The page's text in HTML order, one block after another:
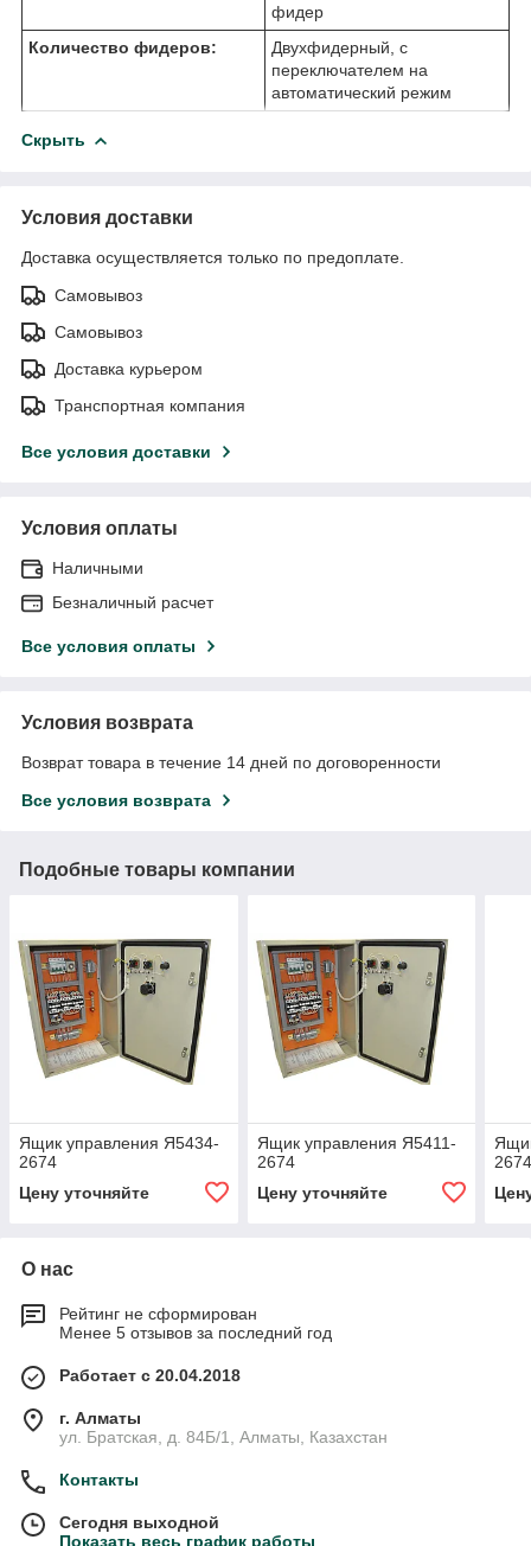
фидер
Количество фидеров:
Двухфидерный, с
переключателем на
автоматический режим
Скрыть
Условия доставки
Доставка осуществляется только по предоплате.
Самовывоз
Самовывоз
Доставка курьером
Транспортная компания
Все условия доставки
Условия оплаты
Наличными
Безналичный расчет
Все условия оплаты
Условия возврата
Возврат товара в течение 14 дней по договоренности
Все условия возврата
Подобные товары компании
Ящик управления Я5434-
2674
Цену уточняйте
Ящик управления Я5411-
2674
Цену уточняйте
О нас
Рейтинг не сформирован
Менее 5 отзывов за последний год
Работает с 20.04.2018
г. Алматы
ул. Братская, д. 84Б/1, Алматы, Казахстан
Контакты
Сегодня выходной
Показать весь график работы